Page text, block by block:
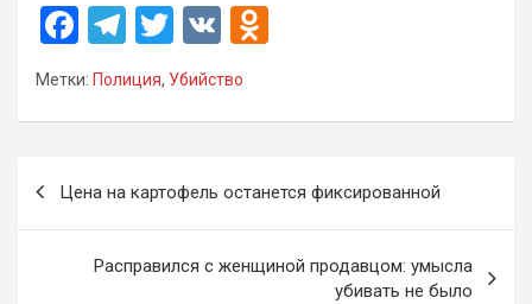
F
a
ce
o
k
T
e
a
m
T
wi
tt
V
kl
ss
Метки: Полиция, Убийство
Цена на картофель останется фиксированной
Расправился с женщиной продавцом: умысла
убивать не было